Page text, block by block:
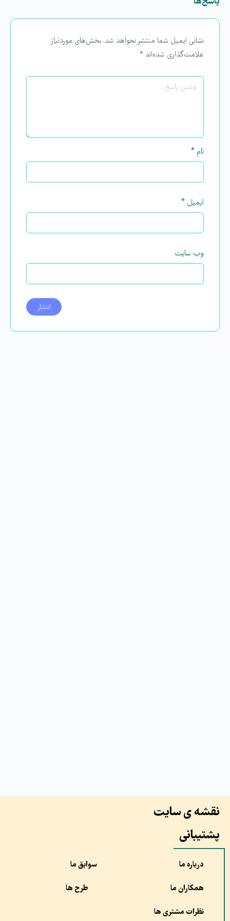
نشانی ایمیل شما منتشر نخواهد شد. بخش‌های موردنیاز
علامت‌گذاری شده‌اند *
نام *
ایمیل *
وب‌ سایت
نقشه ی سایت
پشتیبانی
درباره ما سوابق ما
همکاران ما طرح ها
نظرات مشتری ها